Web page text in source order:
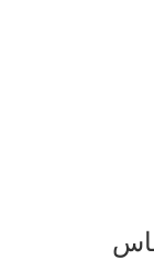
یکشنبه (۱۴ شهریور ۱۴۰۰) در تماس